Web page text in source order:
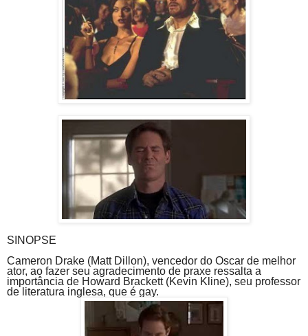
SINOPSE
Cameron Drake (Matt Dillon), vencedor do Oscar de melhor
ator, ao fazer seu agradecimento de praxe ressalta a
importância de Howard Brackett (Kevin Kline), seu professor
de literatura inglesa, que é gay.